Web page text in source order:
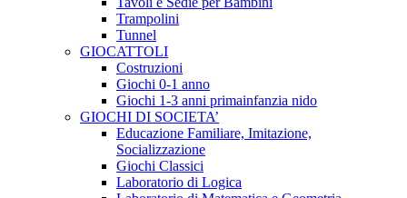
Trampolini
Tunnel
GIOCATTOLI
Costruzioni
Giochi 0-1 anno
Giochi 1-3 anni primainfanzia nido
GIOCHI DI SOCIETA’
Educazione Familiare, Imitazione,
Socializzazione
Giochi Classici
Laboratorio di Logica